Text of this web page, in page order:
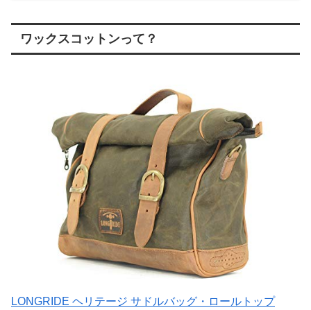
ワックスコットンって？
LONGRIDE ヘリテージ サドルバッグ・ロールトップ